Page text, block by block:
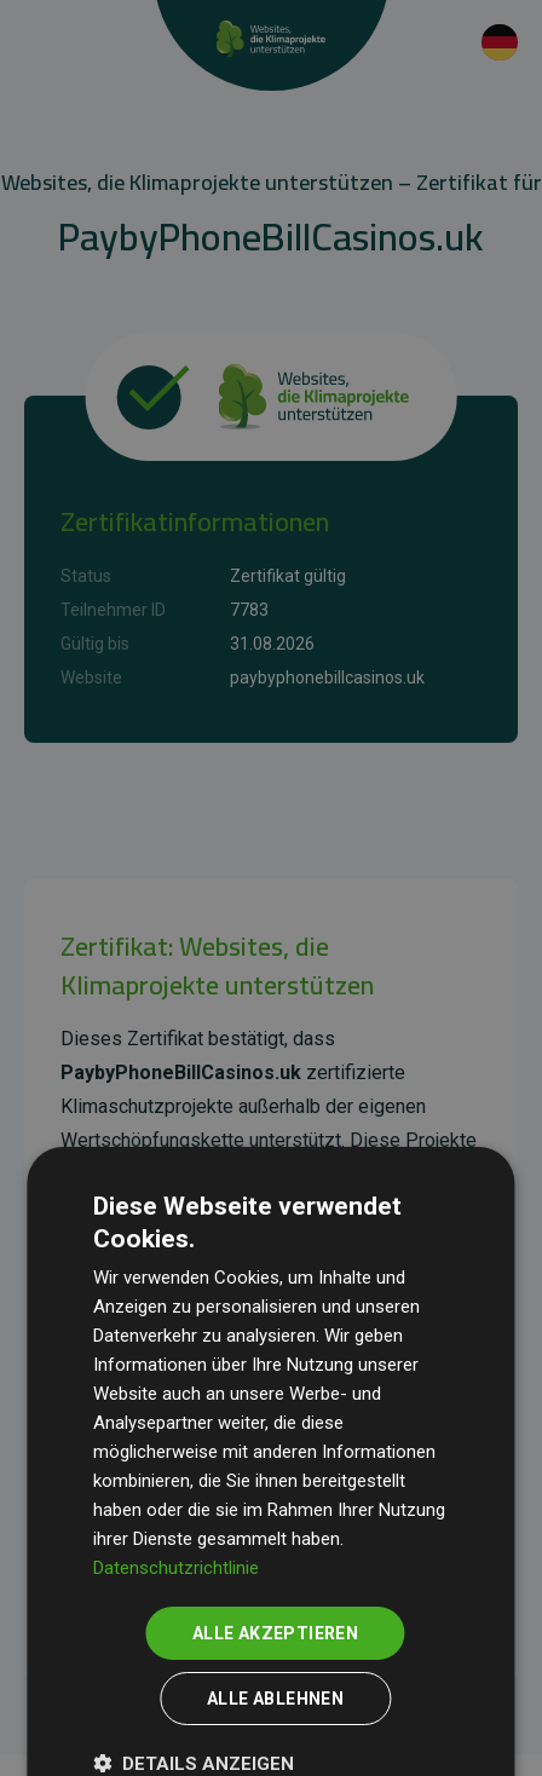
Websites, die Klimaprojekte unterstützen – Zertifikat für
PaybyPhoneBillCasinos.uk
Zertifikatinformationen
Status
Zertifikat gültig
Teilnehmer ID
7783
Gültig bis
31.08.2026
Website
paybyphonebillcasinos.uk
Zertifikat: Websites, die
Klimaprojekte unterstützen
Dieses Zertifikat bestätigt, dass
PaybyPhoneBillCasinos.uk zertifizierte
Klimaschutzprojekte außerhalb der eigenen
Wertschöpfungskette unterstützt. Diese Projekte
Wirkung, die im Durchschnitt dem Doppelten der
geschätzten Emissionen der Website entspricht.
Alle unterstützten Projekte werden durch
Standardverifiziert und erfüllen höchste
Anforderungen an Qualität, tatsächliche
Klimawirkung und Transparenz. Weitere
Informationen zu den einzelnen Projekten finden
Sie hier.
Initiative Websites, die Klimaprojekte unterstützen
Diese Webseite verwendet
Cookies.
Wir verwenden Cookies, um Inhalte und
Anzeigen zu personalisieren und unseren
Datenverkehr zu analysieren. Wir geben
Informationen über Ihre Nutzung unserer
Website auch an unsere Werbe- und
Analysepartner weiter, die diese
möglicherweise mit anderen Informationen
kombinieren, die Sie ihnen bereitgestellt
haben oder die sie im Rahmen Ihrer Nutzung
ihrer Dienste gesammelt haben.
Datenschutzrichtlinie
ALLE AKZEPTIEREN
ALLE ABLEHNEN
DETAILS ANZEIGEN